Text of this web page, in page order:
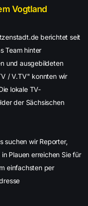
Vogtland
berichtet seit
Team hinter
und ausgebildeten
/ V.TV" konnten wir
lokale TV-
der Sächsischen
suchen wir Reporter,
Plauen erreichen Sie für
einfachsten per